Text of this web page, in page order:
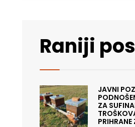
Raniji
JAVNI
ZA
PRIHRANE